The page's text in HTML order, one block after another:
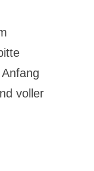
voller